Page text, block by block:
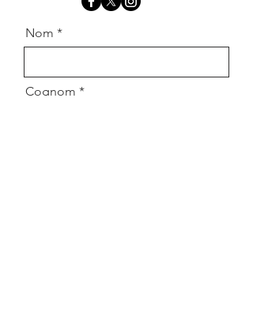
Nom
Cognom